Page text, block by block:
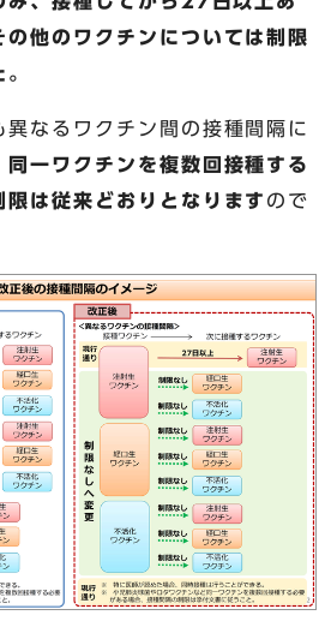
の他のワクチンについては制限
異なるワクチン間の接種間隔に
同一ワクチンを複数回接種する
限は従来どおりとなります ので